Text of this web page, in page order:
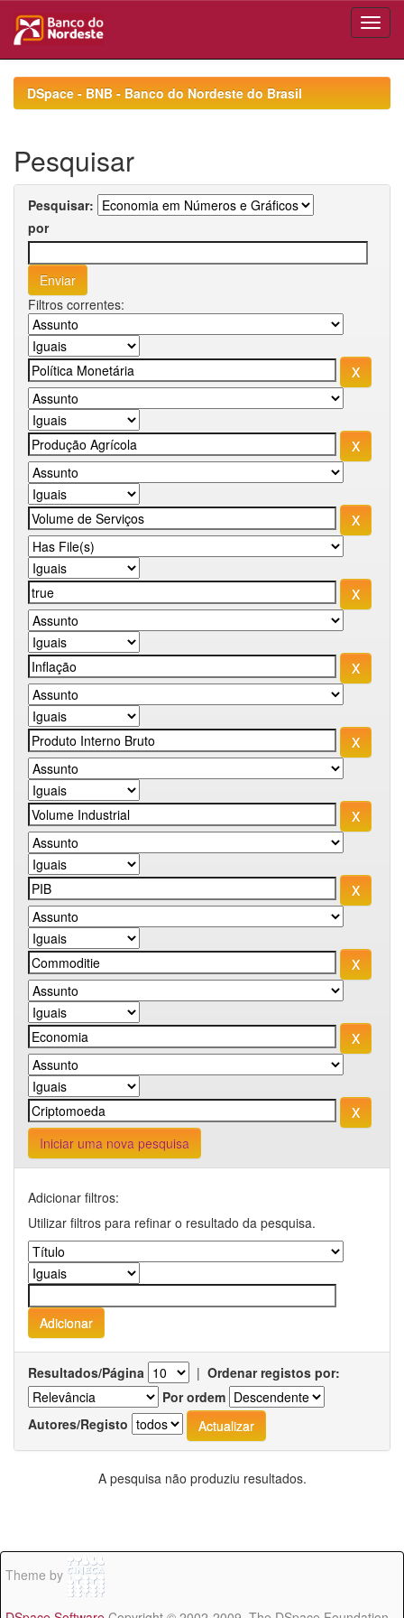
navigationDSpace - BNB - Banco do Nordeste do Brasil
Pesquisar
Pesquisar:
por
Filtros correntes:
Iniciar uma nova pesquisa
Adicionar filtros:
Utilizar filtros para refinar o resultado da pesquisa.
Resultados/Página | Ordenar registos por:
Por ordem
Autores/Registo
A pesquisa não produziu resultados.
Theme by